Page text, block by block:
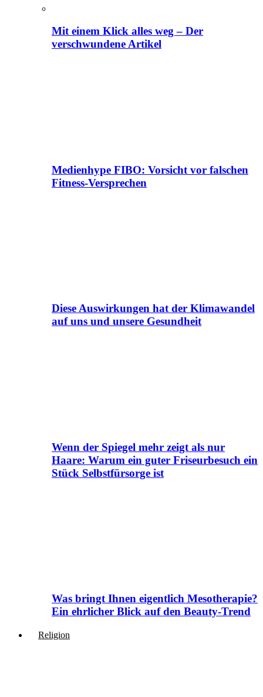
Mit einem Klick alles weg – Der
verschwundene Artikel
Medienhype FIBO: Vorsicht vor falschen
Fitness-Versprechen
Diese Auswirkungen hat der Klimawandel
auf uns und unsere Gesundheit
Wenn der Spiegel mehr zeigt als nur
Haare: Warum ein guter Friseurbesuch ein
Stück Selbstfürsorge ist
Was bringt Ihnen eigentlich Mesotherapie?
Ein ehrlicher Blick auf den Beauty-Trend
Religion